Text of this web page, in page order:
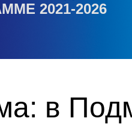
2021-2026
в